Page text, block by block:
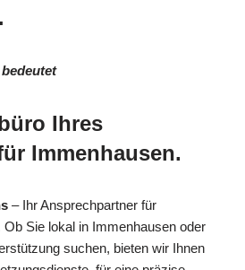
Ihres
Immenhausen.
– Ihr Ansprechpartner für
Sie lokal in Immenhausen oder
suchen, bieten wir Ihnen